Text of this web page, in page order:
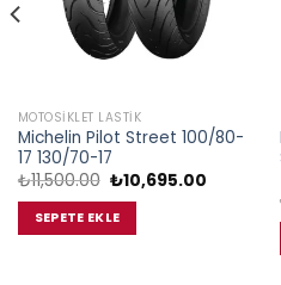
MOTOSIKLET LASTIK
Michelin Pilot Street 100/80-
17 130/70-17
₺11,500.00 Orijinal
fiyat:
₺11,500.00.
₺10,695.00Şu
SEPETE EKLE